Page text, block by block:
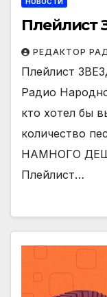
РЕДАКТОР
Плейлист
Радио
кто хотел бы
количество
НАМНОГО
Плейлист…